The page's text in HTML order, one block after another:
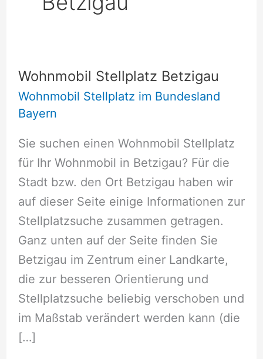
Wohnmobil Stellplatz Betzigau
Wohnmobil Stellplatz im Bundesland
Bayern
Sie suchen einen Wohnmobil Stellplatz
für Ihr Wohnmobil in Betzigau? Für die
Stadt bzw. den Ort Betzigau haben wir
auf dieser Seite einige Informationen zur
Stellplatzsuche zusammen getragen.
Ganz unten auf der Seite finden Sie
Betzigau im Zentrum einer Landkarte,
die zur besseren Orientierung und
Stellplatzsuche beliebig verschoben und
im Maßstab verändert werden kann (die
[…]